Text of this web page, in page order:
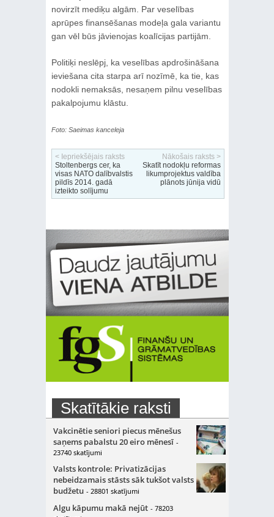
novirzīt mediķu algām. Par veselības
aprūpes finansēšanas modeļa gala variantu
gan vēl būs jāvienojas koalīcijas partijām.
Politiķi neslēpj, ka veselības apdrošināšana
ieviešana cita starpa arī nozīmē, ka tie, kas
nodokli nemaksās, nesaņem pilnu veselības
pakalpojumu klāstu.
Foto: Saeimas kanceleja
< Iepriekšējais raksts
Stoltenbergs cer, ka
visas NATO dalībvalstis
pildīs 2014. gadā
izteikto solījumu
Nākošais raksts >
Skatīt nodokļu reformas
likumprojektus valdība
plānots jūnija vidū
Skatītākie raksti
Vakcinētie seniori piecus mēnešus
saņems pabalstu 20 eiro mēnesī -
23740 skatījumi
Valsts kontrole: Privatizācijas
nebeidzamais stāsts sāk tukšot valsts
budžetu - 28801 skatījumi
Algu kāpumu makā nejūt - 78203